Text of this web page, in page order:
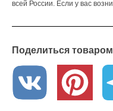
всей России. Если у вас
Поделиться